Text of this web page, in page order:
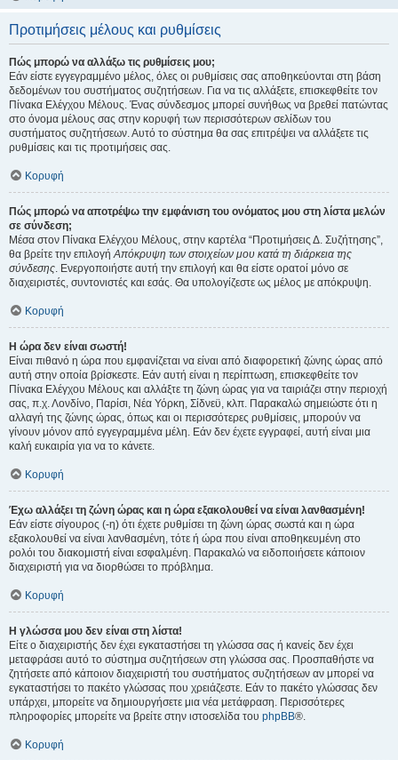
Προτιμήσεις μέλους και ρυθμίσεις
Πώς μπορώ να αλλάξω τις ρυθμίσεις μου;
Εάν είστε εγγεγραμμένο μέλος, όλες οι ρυθμίσεις σας αποθηκεύονται στη βάση
δεδομένων του συστήματος συζητήσεων. Για να τις αλλάξετε, επισκεφθείτε τον
Πίνακα Ελέγχου Μέλους. Ένας σύνδεσμος μπορεί συνήθως να βρεθεί πατώντας
στο όνομα μέλους σας στην κορυφή των περισσότερων σελίδων του
συστήματος συζητήσεων. Αυτό το σύστημα θα σας επιτρέψει να αλλάξετε τις
ρυθμίσεις και τις προτιμήσεις σας.
Κορυφή
Πώς μπορώ να αποτρέψω την εμφάνιση του ονόματος μου στη λίστα μελών
σε σύνδεση;
Μέσα στον Πίνακα Ελέγχου Μέλους, στην καρτέλα “Προτιμήσεις Δ. Συζήτησης”,
θα βρείτε την επιλογήΑπόκρυψη των στοιχείων μου κατά τη διάρκεια της
σύνδεσης. Ενεργοποιήστε αυτή την επιλογή και θα είστε ορατοί μόνο σε
διαχειριστές, συντονιστές και εσάς. Θα υπολογίζεστε ως μέλος με απόκρυψη.
Κορυφή
Η ώρα δεν είναι σωστή!
Είναι πιθανό η ώρα που εμφανίζεται να είναι από διαφορετική ζώνης ώρας από
αυτή στην οποία βρίσκεστε. Εάν αυτή είναι η περίπτωση, επισκεφθείτε τον
Πίνακα Ελέγχου Μέλους και αλλάξτε τη ζώνη ώρας για να ταιριάζει στην περιοχή
σας, π.χ. Λονδίνο, Παρίσι, Νέα Υόρκη, Σίδνεϋ, κλπ. Παρακαλώ σημειώστε ότι η
αλλαγή της ζώνης ώρας, όπως και οι περισσότερες ρυθμίσεις, μπορούν να
γίνουν μόνον από εγγεγραμμένα μέλη. Εάν δεν έχετε εγγραφεί, αυτή είναι μια
καλή ευκαιρία για να το κάνετε.
Κορυφή
Έχω αλλάξει τη ζώνη ώρας και η ώρα εξακολουθεί να είναι λανθασμένη!
Εάν είστε σίγουρος (-η) ότι έχετε ρυθμίσει τη ζώνη ώρας σωστά και η ώρα
εξακολουθεί να είναι λανθασμένη, τότε ή ώρα που είναι αποθηκευμένη στο
ρολόι του διακομιστή είναι εσφαλμένη. Παρακαλώ να ειδοποιήσετε κάποιον
διαχειριστή για να διορθώσει το πρόβλημα.
Κορυφή
Η γλώσσα μου δεν είναι στη λίστα!
Είτε ο διαχειριστής δεν έχει εγκαταστήσει τη γλώσσα σας ή κανείς δεν έχει
μεταφράσει αυτό το σύστημα συζητήσεων στη γλώσσα σας. Προσπαθήστε να
ζητήσετε από κάποιον διαχειριστή του συστήματος συζητήσεων αν μπορεί να
εγκαταστήσει το πακέτο γλώσσας που χρειάζεστε. Εάν το πακέτο γλώσσας δεν
υπάρχει, μπορείτε να δημιουργήσετε μια νέα μετάφραση. Περισσότερες
πληροφορίες μπορείτε να βρείτε στην ιστοσελίδα του phpBB®.
Κορυφή